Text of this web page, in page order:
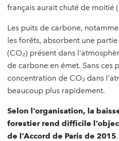
français aurait chuté de moitié
Les puits de carbone,
les forêts, absorbent une
(CO₂) présent dans
de carbone en émet. Sans ces
concentration de CO₂ dans
beaucoup plus rapidement.
Selon l’organisation, la
forestier rend difficile
de l’Accord de Paris de 2015